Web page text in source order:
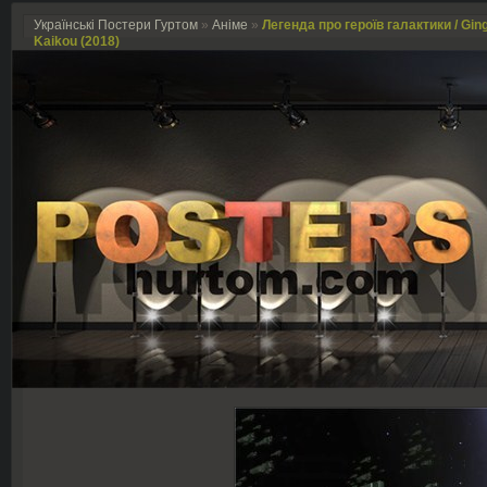
Українські Постери Гуртом » Аніме » Легенда про героїв галактики /
Kaikou (2018)